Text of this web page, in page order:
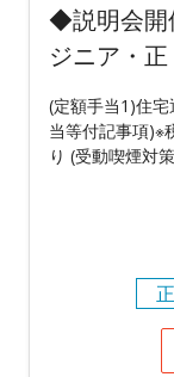
◆説明会開
ジニア・正
(定額手当1)住
当等付記事項)※
り (受動喫煙対